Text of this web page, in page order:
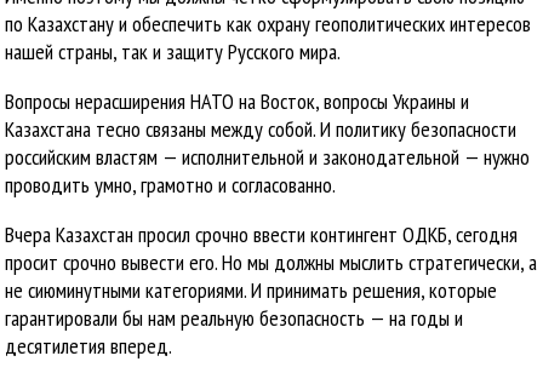
по Казахстану и обеспечить как охрану геополитических интересов
нашей страны, так и защиту Русского мира.
Вопросы нерасширения НАТО на Восток, вопросы Украины и
Казахстана тесно связаны между собой. И политику безопасности
российским властям — исполнительной и законодательной — нужно
проводить умно, грамотно и согласованно.
Вчера Казахстан просил срочно ввести контингент ОДКБ, сегодня
просит срочно вывести его. Но мы должны мыслить стратегически, а
не сиюминутными категориями. И принимать решения, которые
гарантировали бы нам реальную безопасность — на годы и
десятилетия вперед.